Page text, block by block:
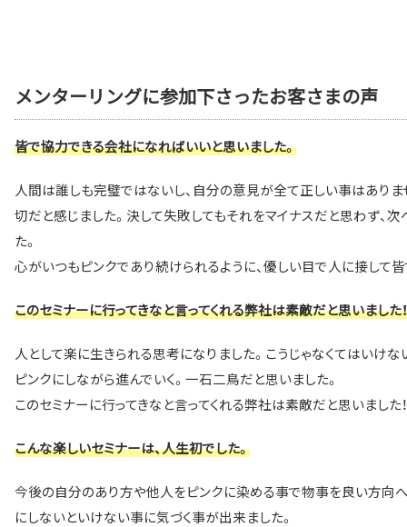
メンターリングに参加下さったお客さまの声
皆で協力できる会社になればいいと思いました。
人間は誰しも完璧ではないし、自分の意見が全て正しい事はあり
切だと感じました。決して失敗してもそれをマイナスだと思わず、
た。
心がいつもピンクであり続けられるように、優しい目で人に接して
このセミナーに行ってきなと言ってくれる弊社は素敵だと思いました！
人として楽に生きられる思考になりました。こうじゃなくてはいけ
ピンクにしながら進んでいく。一石二鳥だと思いました。
このセミナーに行ってきなと言ってくれる弊社は素敵だと思いました！
こんな楽しいセミナーは、人生初でした。
今後の自分のあり方や他人をピンクに染める事で物事を良い方向
にしないといけない事に気づく事が出来ました。